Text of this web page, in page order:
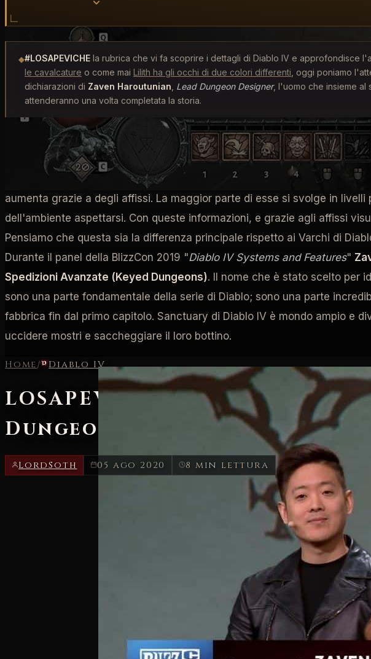
Home/ Diablo IV
LOSAPEVICHE #7: Diablo 4 e
Dungeons)
LordSoth 05 ago 2020 8 min lettura
◆#LOSAPEVICHE la rubrica che vi fa scoprire i dettagli di Diablo IV e approfondisce
le cavalcature o come mai Lilith ha gli occhi di due colori differenti , oggi poniamo
dichiarazioni di Zaven Haroutunian Lead Dungeon Designer, l'uomo che insieme al
attenderanno una volta completata la storia.
SPEDIZIONI AVANZATE, L'EVOLUZIONE DEI VARCHI?
Una domanda che ci è stata posta riguarda la differenza tra spedizioni
aumenta grazie a degli affissi. La maggior parte di esse si svolge in
dell'ambiente aspettarsi. Con queste informazioni, e grazie agli affissi
Pensiamo che questa sia la differenza principale rispetto ai Varchi di
Durante il panel della BlizzCon 2019 "Diablo IV Systems and Features"
Spedizioni Avanzate (Keyed Dungeons). Il nome che è stato scelto per
sono una parte fondamentale della serie di Diablo; sono una parte
fabbrica fin dal primo capitolo. Sanctuary di Diablo IV è mondo ampio e
uccidere mostri e saccheggiare il loro bottino.